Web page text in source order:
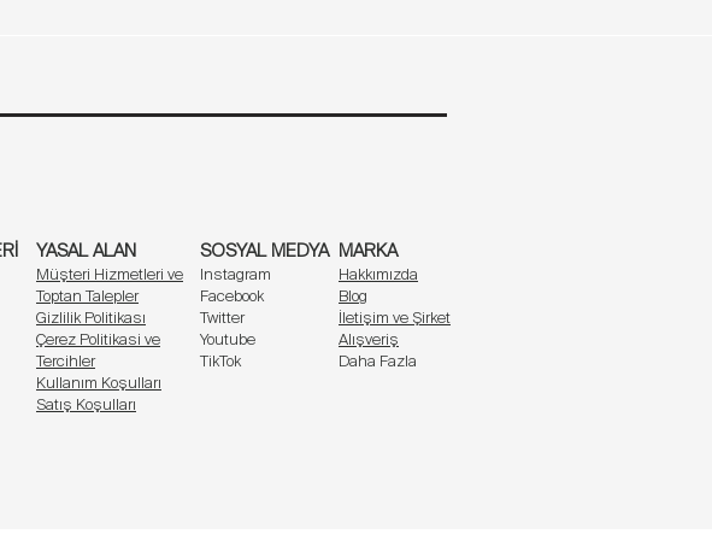
hissetmelerini destekler. Bu takım sadece bir iç giyim seti değil,
koyun, hayatınızı özgürce yaşayın.
59,6 59,6
60,2
YASAL ALAN
Müşteri Hizmetleri ve
Toptan Talepler
Gizlilik Politikası
Çerez Politikasi ve
Tercihler
Kullanım Koşulları
Satış Koşulları
SOSYAL MEDYA
Instagram
Facebook
Twitter
Youtube
TikTok
MARKA
Hakkımızda
Blog
İletişim ve Şirket
Alışveriş
Daha Fazla